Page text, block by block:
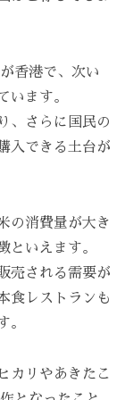
香港で、次い
います。
、さらに国民の
入できる土台が
の消費量が大き
といえます。
売される需要が
食レストランも
。
カリやあきたこ